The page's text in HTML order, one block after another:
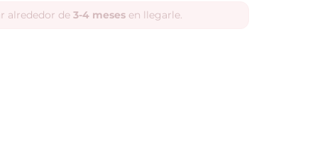
alrededor de 3-4 mesesen llegarle.